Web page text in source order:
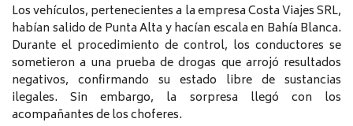
Los vehículos, pertenecientes a la empresa Costa Viajes SRL,
habían salido de Punta Alta y hacían escala en Bahía Blanca.
Durante el procedimiento de control, los conductores se
sometieron a una prueba de drogas que arrojó resultados
negativos, confirmando su estado libre de sustancias
ilegales. Sin embargo, la sorpresa llegó con los
acompañantes de los choferes.